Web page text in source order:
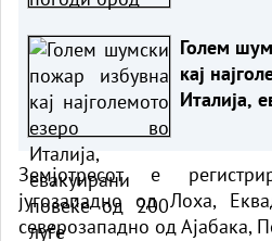
Голем
кај
Италија,
Земјотресот е
југозападно од Лоха,
северозападно од Ајабака,